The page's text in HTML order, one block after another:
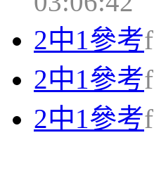
2中1參考
2中1參考
2中1參考